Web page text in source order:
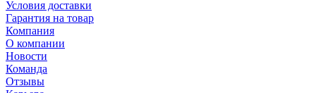
Условия доставки
Гарантия на товар
Компания
О компании
Новости
Команда
Отзывы